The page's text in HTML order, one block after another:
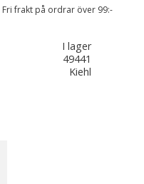
Fri frakt på ordrar över 99:-
I lager
49441
Kiehl